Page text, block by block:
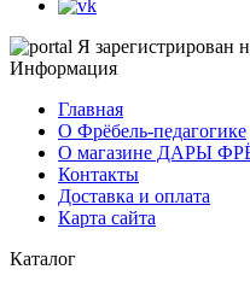
Я зарегистрирован
Информация
Главная
О Фрёбель-педагогике
О магазине ДАРЫ
Контакты
Доставка и оплата
Карта сайта
Каталог